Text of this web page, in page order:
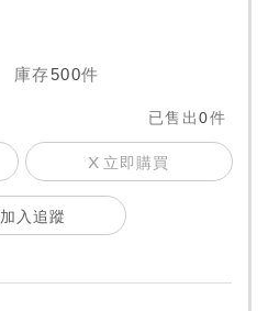
庫存500件
已售出0件
立即購買
加入追蹤